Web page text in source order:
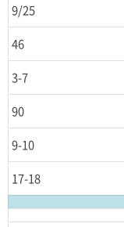
9/25
46
3-7
90
9-10
17-18